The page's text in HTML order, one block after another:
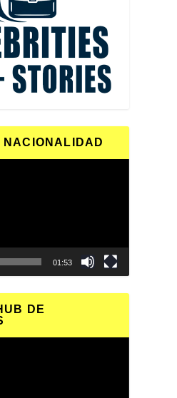
NACIONALIDAD
01:53
DE